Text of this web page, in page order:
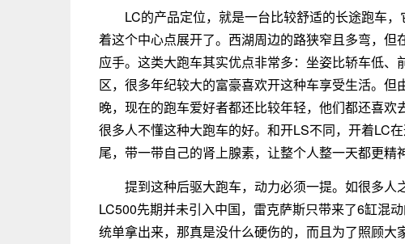
LC的产品定位，就是一台比较舒适的长途跑车
着这个中心点展开了。西湖周边的路狭窄且多弯，
应手。这类大跑车其实优点非常多：坐姿比轿车低
区，很多年纪较大的富豪喜欢开这种车享受生活。
晚，现在的跑车爱好者都还比较年轻，他们都还喜
很多人不懂这种大跑车的好。和开LS不同，开着LC
尾，带一带自己的肾上腺素，让整个人整一天都更精
提到这种后驱大跑车，动力必须一提。如很多
LC500先期并未引入中国，雷克萨斯只带来了6缸混
统单拿出来，那真是没什么硬伤的，而且为了照顾